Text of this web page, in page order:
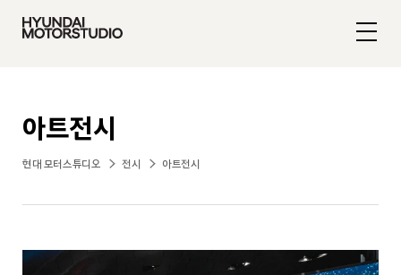
아트전시
현대 모터스튜디오 전시 아트전시